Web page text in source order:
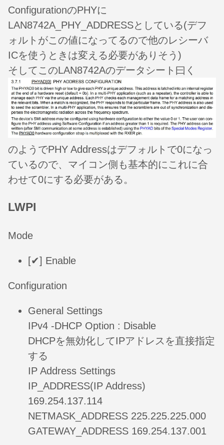
ConfigurationのPHYに
LAN8742A_PHY_ADDRESSとしている(デフ
ォルトがこの値になってるので他のレシーバ
ICを使うときは変える必要がありそう)
そしてこのLAN8742Aのデータシート曰く
のようでPHY Addressはデフォルトで0になっ
ているので、マイコン側も基本的にこれに合
わせて0にする必要がある。
LWPI
Mode
[✔] Enable
Configuration
General Settings
IPv4 -DHCP Option : Disable
DHCPを無効化してIPアドレスを直接指定
する
IP Address Settings
IP_ADDRESS(IP Address)
169.254.137.114
NETMASK_ADDRESS 225.225.225.000
GATEWAY_ADDRESS 169.254.137.001